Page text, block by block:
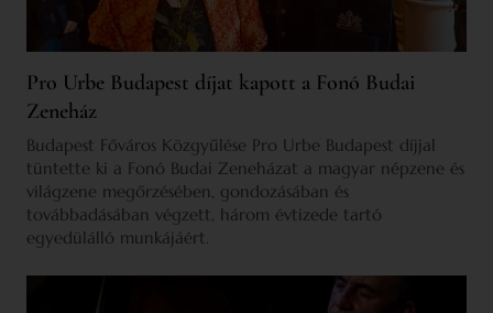
Pro Urbe Budapest díjat kapott a Fonó Budai
Zeneház
Budapest Főváros Közgyűlése Pro Urbe Budapest díjjal
tüntette ki a Fonó Budai Zeneházat a magyar népzene és
világzene megőrzésében, gondozásában és
továbbadásában végzett, három évtizede tartó
egyedülálló munkájáért.